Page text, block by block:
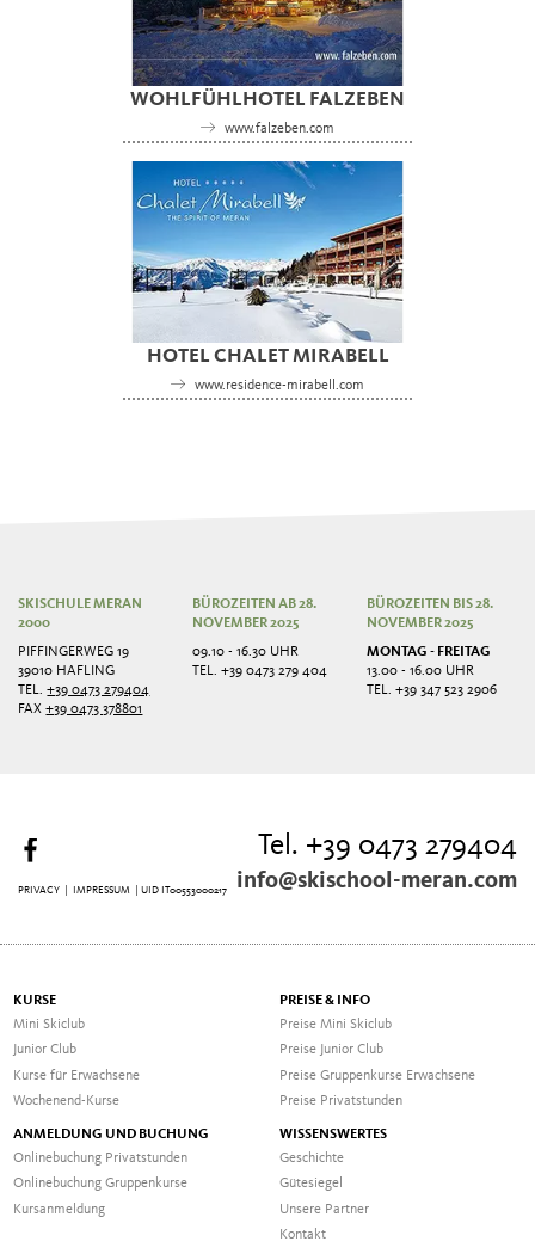
WOHLFÜHLHOTEL FALZEBEN
www.falzeben.com
HOTEL CHALET MIRABELL
www.residence-mirabell.com
SKISCHULE MERAN
2000
PIFFINGERWEG 19
39010 HAFLING
TEL.+39 0473 279404
FAX+39 0473 378801
BÜROZEITEN AB 28.
NOVEMBER 2025
09.10 - 16.30 UHR
TEL. +39 0473 279 404
BÜROZEITEN BIS 28.
NOVEMBER 2025
MONTAG - FREITAG
13.00 - 16.00 UHR
TEL. +39 347 523 2906
Tel. +39 0473 279404
info@skischool-meran.com
PRIVACY IMPRESSUM | UID IT00553000217
KURSE
Mini Skiclub
Junior Club
Kurse für Erwachsene
Wochenend-Kurse
PREISE & INFO
Preise Mini Skiclub
Preise Junior Club
Preise Gruppenkurse Erwachsene
Preise Privatstunden
ANMELDUNG UND BUCHUNG
Onlinebuchung Privatstunden
Onlinebuchung Gruppenkurse
Kursanmeldung
WISSENSWERTES
Geschichte
Gütesiegel
Unsere Partner
Kontakt